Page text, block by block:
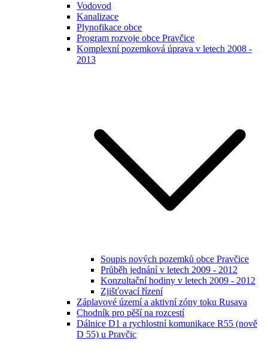
Vodovod
Kanalizace
Plynofikace obce
Program rozvoje obce Pravčice
Komplexní pozemková úprava v letech 2008 -
2013
Soupis nových pozemků obce Pravčice
Průběh jednání v letech 2009 - 2012
Konzultační hodiny v letech 2009 - 2012
Zjišťovací řízení
Záplavové území a aktivní zóny toku Rusava
Chodník pro pěší na rozcestí
Dálnice D1 a rychlostní komunikace R55 (nově
D 55) u Pravčic